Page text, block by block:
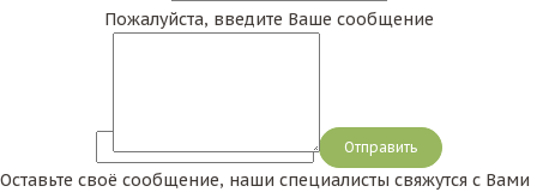
Пожалуйста, введите Ваше сообщение
Сообщение
Оставьте своё сообщение, наши специалисты свяжутся с Вами